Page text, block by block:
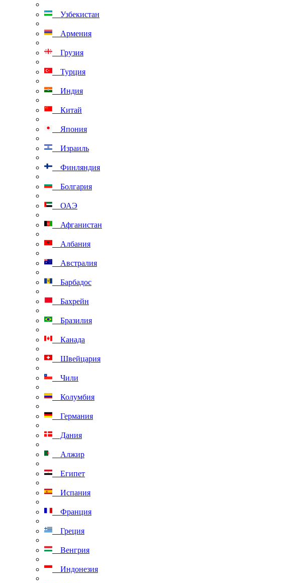
Узбекистан
Армения
Грузия
Турция
Индия
Китай
Япония
Израиль
Финляндия
Болгария
ОАЭ
Афганистан
Албания
Австралия
Барбадос
Бахрейн
Бразилия
Канада
Швейцария
Чили
Колумбия
Германия
Дания
Алжир
Египет
Испания
Франция
Греция
Венгрия
Индонезия